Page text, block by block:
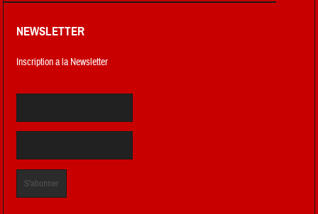
NEWSLETTER
Inscription a la Newsletter